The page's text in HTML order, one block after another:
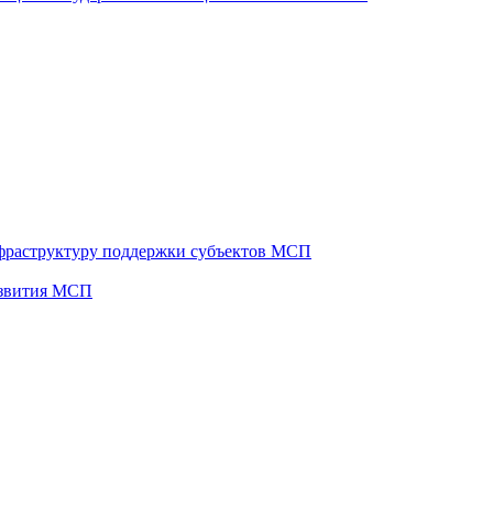
поддержки субъектов МСП
МСП